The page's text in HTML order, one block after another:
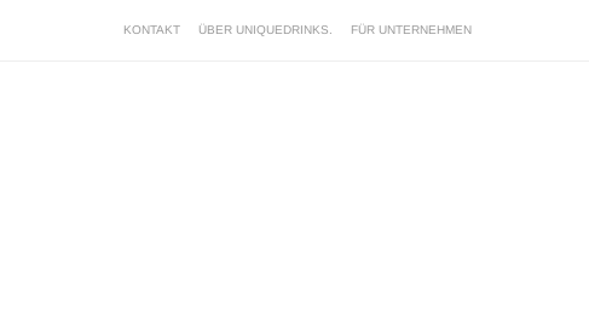
KONTAKT ÜBER UNIQUEDRINKS. FÜR UNTERNEHMEN